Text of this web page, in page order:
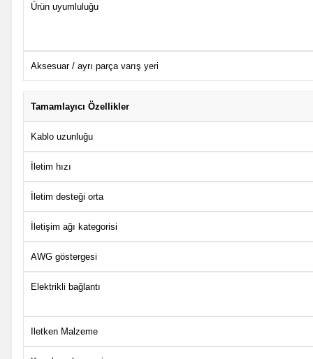
Ürün uyumluluğu
Aksesuar / ayrı parça varış yeri
Tamamlayıcı Özellikler
Kablo uzunluğu
İletim hızı
İletim desteği orta
İletişim ağı kategorisi
AWG göstergesi
Elektrikli bağlantı
Iletken Malzeme